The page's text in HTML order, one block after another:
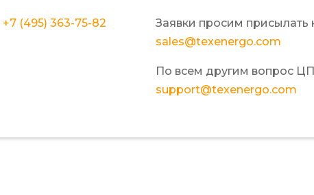
+7 (495) 363-75-82
Заявки просим присылать
sales@texenergo.com
По всем другим вопрос
support@texenergo.com